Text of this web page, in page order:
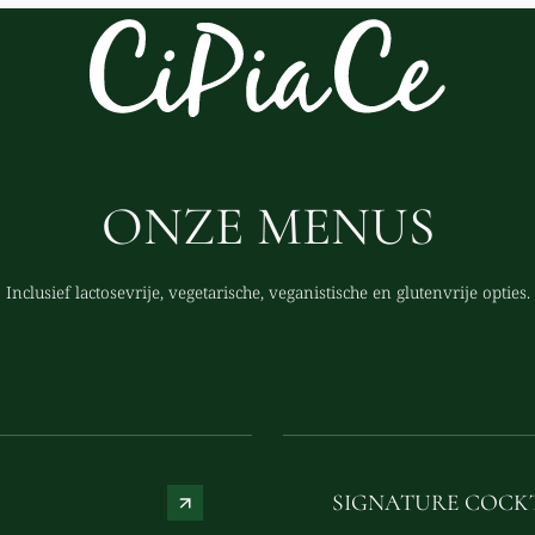
ONZE MENUS
Inclusief lactosevrije, vegetarische, veganistische en glutenvrije opties.
SIGNATURE